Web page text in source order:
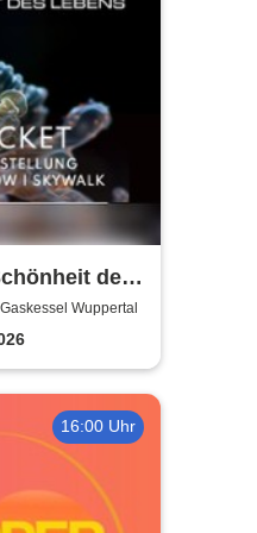
des
Wuppertal
16:00 Uhr